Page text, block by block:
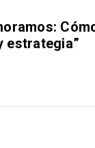
estrategia”